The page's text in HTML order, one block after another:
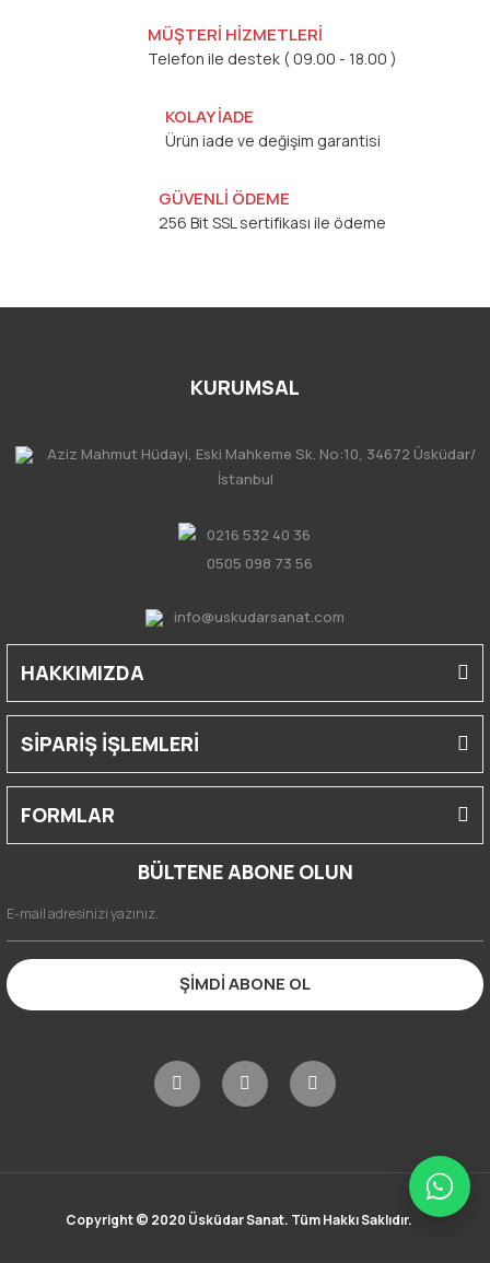
MÜŞTERİ HİZMETLERİ
Telefon ile destek ( 09.00 - 18.00 )
KOLAY İADE
Ürün iade ve değişim garantisi
GÜVENLİ ÖDEME
256 Bit SSL sertifikası ile ödeme
KURUMSAL
Aziz Mahmut Hüdayi, Eski Mahkeme Sk. No:10, 34672 Üsküdar/
İstanbul
0216 532 40 36
0505 098 73 56
info@uskudarsanat.com
HAKKIMIZDA
SİPARİŞ İŞLEMLERİ
FORMLAR
BÜLTENE ABONE OLUN
ŞİMDİ ABONE OL
Copyright © 2020 Üsküdar Sanat. Tüm Hakkı Saklıdır.